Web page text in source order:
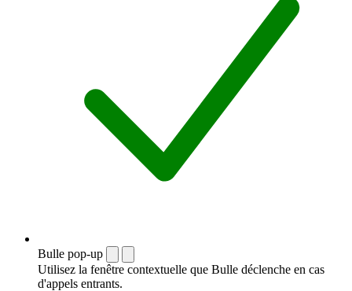
Bulle pop-up
Utilisez la fenêtre contextuelle que Bulle déclenche en cas
d'appels entrants.